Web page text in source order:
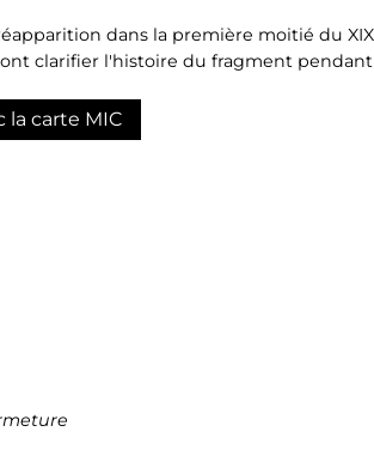
dans la première moitié du
clarifier l'histoire du fragment
la carte MIC